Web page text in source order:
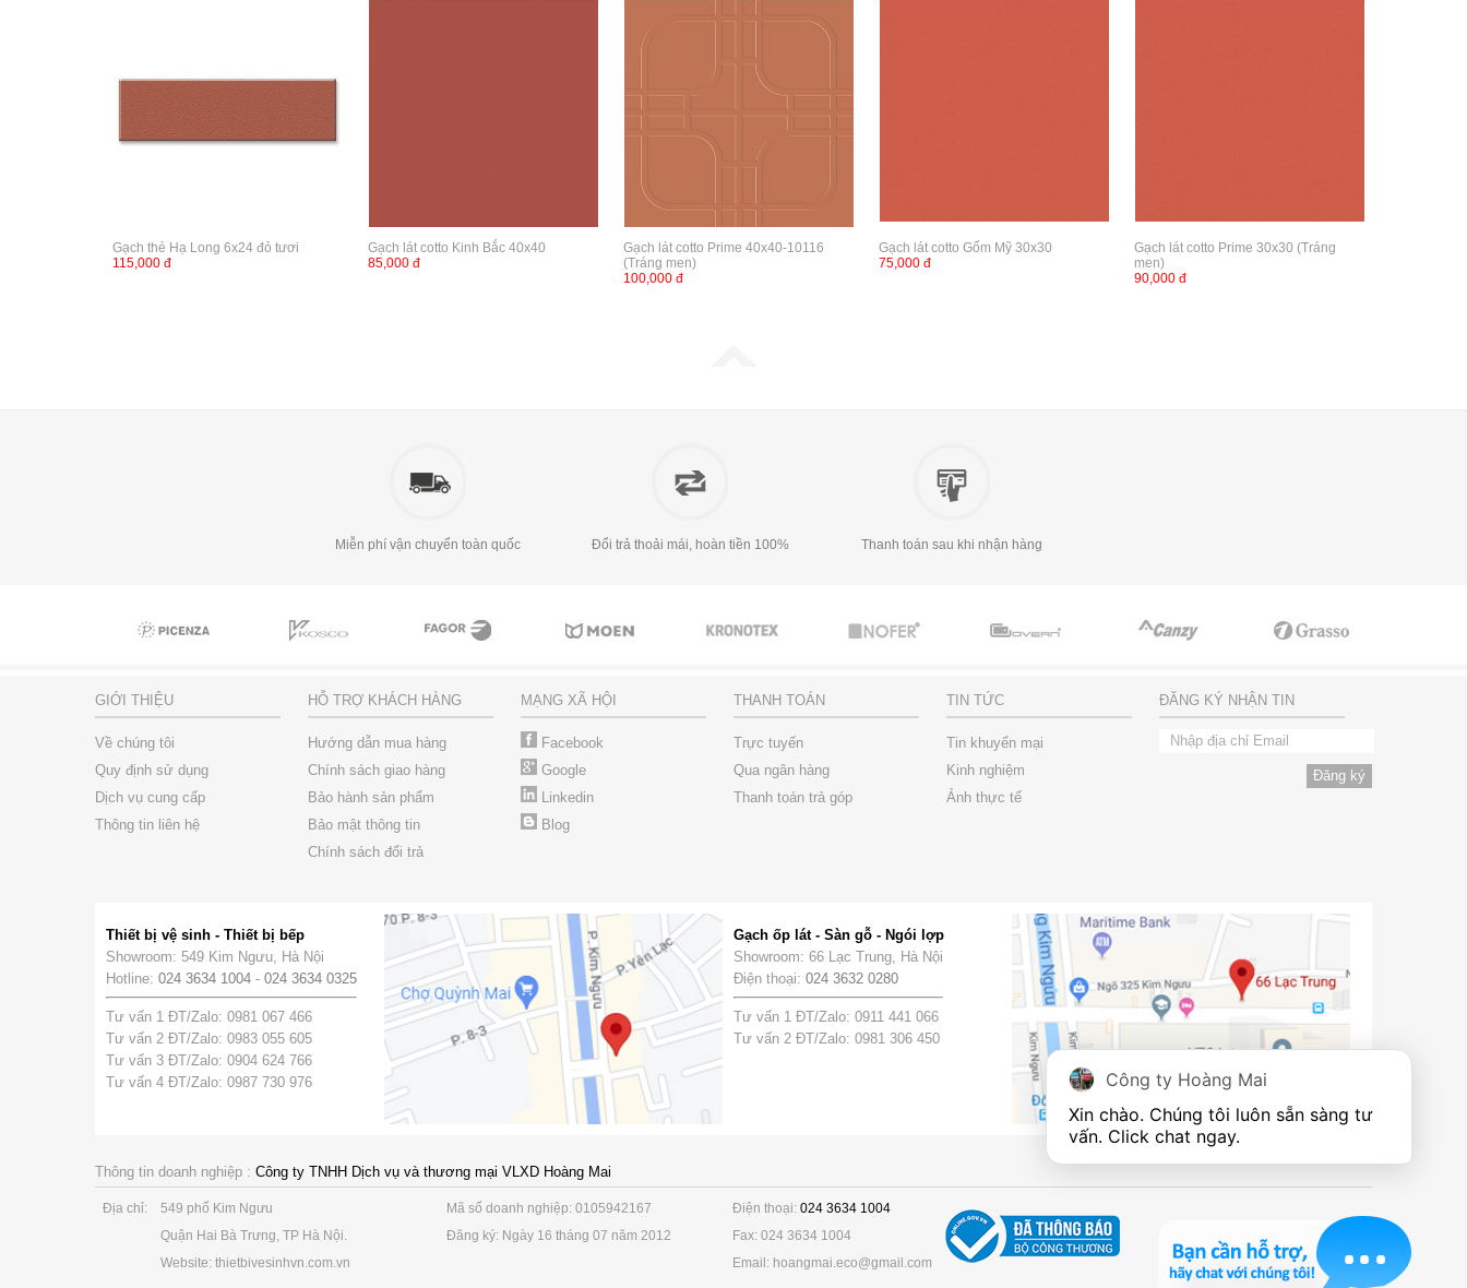
Gạch thẻ Hạ Long 6x24 đỏ tươi
115,000 đ
Gạch lát cotto Kinh Bắc 40x40
85,000 đ
Gạch lát cotto Prime 40x40-10116
(Tráng men)
100,000 đ
Gạch lát cotto Gốm Mỹ 30x30
75,000 đ
Gạch lát cotto Prime 30x30 (Tráng
men)
90,000 đ
Miễn phí vận chuyển toàn quốc Đổi trả thoải mái, hoàn tiền 100% Thanh toán sau khi nhận hàng
GIỚI THIỆU
Về chúng tôi
Quy định sử dụng
Dịch vụ cung cấp
Thông tin liên hệ
HỖ TRỢ KHÁCH HÀNG
Hướng dẫn mua hàng
Chính sách giao hàng
Bảo hành sản phẩm
Bảo mật thông tin
Chính sách đổi trả
MẠNG XÃ HỘI
Facebook
Google
Linkedin
Blog
THANH TOÁN
Trực tuyến
Qua ngân hàng
Thanh toán trả góp
TIN TỨC
Tin khuyến mại
Kinh nghiệm
Ảnh thực tế
ĐĂNG KÝ NHẬN TIN
Thiết bị vệ sinh - Thiết bị bếp
Showroom: 549 Kim Ngưu, Hà Nội
Hotline: 024 3634 1004 - 024 3634 0325
Tư vấn 1 ĐT/Zalo: 0981 067 466
Tư vấn 2 ĐT/Zalo: 0983 055 605
Tư vấn 3 ĐT/Zalo: 0904 624 766
Tư vấn 4 ĐT/Zalo: 0987 730 976
Gạch ốp lát - Sàn gỗ - Ngói lợp
Showroom: 66 Lạc Trung, Hà Nội
Điện thoại: 024 3632 0280
Tư vấn 1 ĐT/Zalo: 0911 441 066
Tư vấn 2 ĐT/Zalo: 0981 306 450
Thông tin doanh nghiệp : Công ty TNHH Dịch vụ và thương mại VLXD Hoàng Mai
Địa chỉ:
549 phố Kim Ngưu
Quận Hai Bà Trưng, TP Hà Nội.
Website: thietbivesinhvn.com.vn
Mã số doanh nghiệp: 0105942167
Đăng ký: Ngày 16 tháng 07 năm 2012
Điện thoại: 024 3634 1004
Fax: 024 3634 1004
Email: hoangmai.eco@gmail.com
Công ty Hoàng Mai
Xin chào. Chúng tôi luôn sẵn sàng tư
vấn. Click chat ngay.